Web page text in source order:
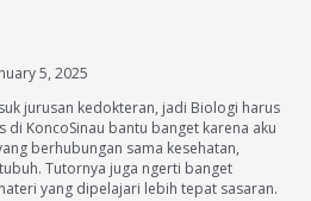
5, 2025
jurusan kedokteran, jadi Biologi harus
di KoncoSinau bantu banget karena aku
berhubungan sama kesehatan,
Tutornya juga ngerti banget
yang dipelajari lebih tepat sasaran.